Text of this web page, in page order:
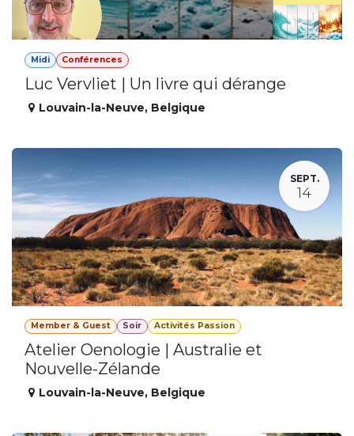
Midi Conférences
Luc Vervliet | Un livre qui dérange
Louvain-la-Neuve, Belgique
SEPT.
14
Member & Guest Soir Activités Passion
Atelier Oenologie | Australie et
Nouvelle-Zélande
Louvain-la-Neuve, Belgique